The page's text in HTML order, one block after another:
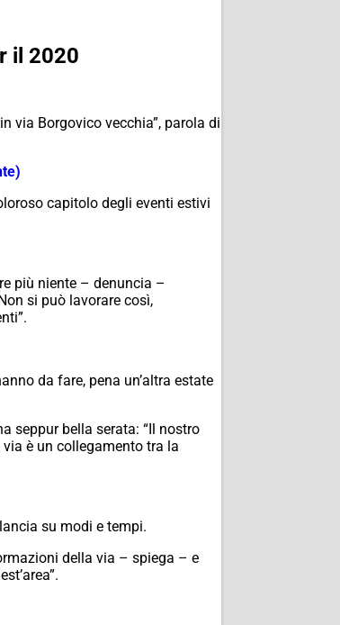
il 2020
via Borgovico vecchia”, parola di
capitolo degli eventi estivi
più niente – denuncia –
si può lavorare così,
da fare, pena un’altra estate
seppur bella serata: “Il nostro
è un collegamento tra la
su modi e tempi.
della via – spiega – e